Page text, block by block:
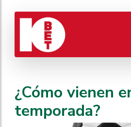
¿Cómo vienen
temporada?